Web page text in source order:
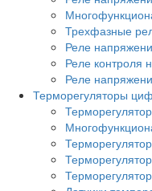
Трехфазные
Реле
Реле контроля
Реле
Терморегуляторы